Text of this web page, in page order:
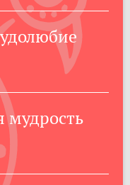
мудрость